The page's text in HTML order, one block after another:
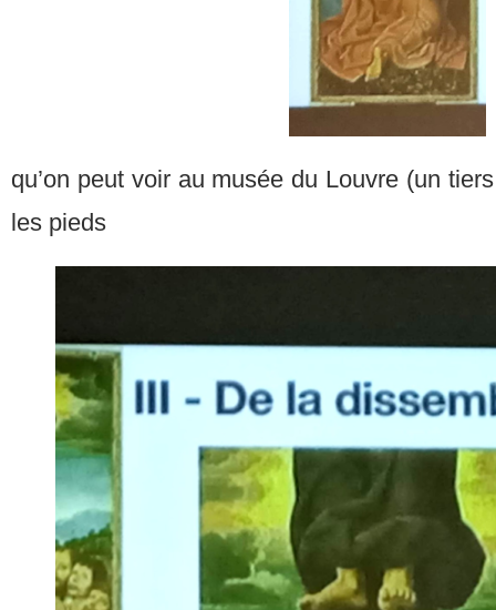
qu’on peut voir au musée du Louvre (un
les pieds